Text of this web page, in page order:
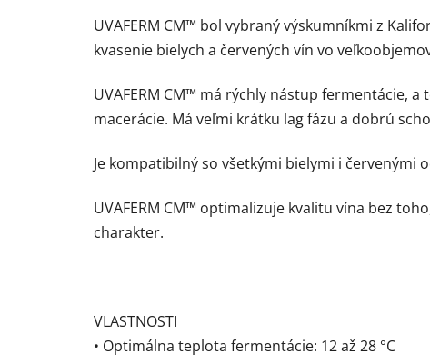
UVAFERM CM™ bol vybraný výskumníkmi z
kvasenie bielych a červených vín vo
UVAFERM CM™ má rýchly nástup fermentácie,
macerácie. Má veľmi krátku lag fázu a dobrú
Je kompatibilný so všetkými bielymi i
UVAFERM CM™ optimalizuje kvalitu vína bez
charakter.
VLASTNOSTI
• Optimálna teplota fermentácie: 12 až 28 °C